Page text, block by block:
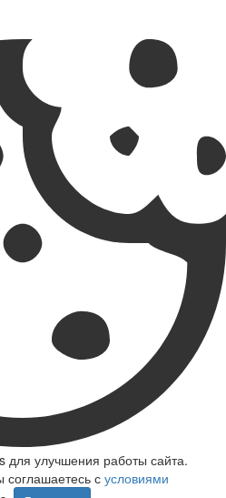
улучшения работы сайта.
с условиями